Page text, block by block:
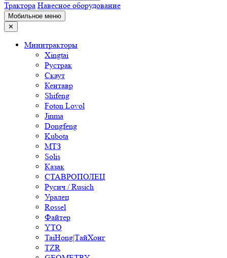
Трактора Навесное оборудование
Мобильное меню
✕
Минитракторы
Xingtai
Рустрак
Скаут
Кентавр
Shifeng
Foton Lovol
Jinma
Dongfeng
Kubota
МТЗ
Solis
Казак
СТАВРОПОЛЕЦ
Русич / Rusich
Уралец
Rossel
Файтер
YTO
TaiHong|ТайХонг
TZR